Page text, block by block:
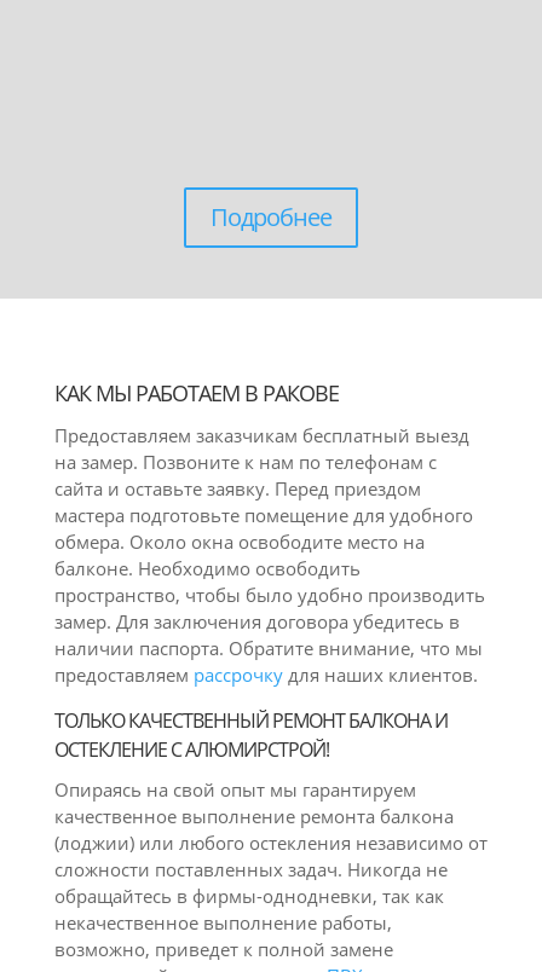
Подробнее
КАК МЫ РАБОТАЕМ В РАКОВЕ
Предоставляем заказчикам бесплатный выезд
на замер. Позвоните к нам по телефонам с
сайта и оставьте заявку. Перед приездом
мастера подготовьте помещение для удобного
обмера. Около окна освободите место на
балконе. Необходимо освободить
пространство, чтобы было удобно производить
замер. Для заключения договора убедитесь в
наличии паспорта. Обратите внимание, что мы
предоставляем рассрочкудля наших клиентов.
ТОЛЬКО КАЧЕСТВЕННЫЙ РЕМОНТ БАЛКОНА И
ОСТЕКЛЕНИЕ С АЛЮМИРСТРОЙ!
Опираясь на свой опыт мы гарантируем
качественное выполнение ремонта балкона
(лоджии) или любого остекления независимо от
сложности поставленных задач. Никогда не
обращайтесь в фирмы-однодневки, так как
некачественное выполнение работы,
возможно, приведет к полной замене